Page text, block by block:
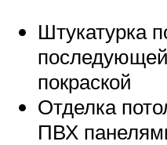
Штукатурка
покраской
Отделка
ПВХ